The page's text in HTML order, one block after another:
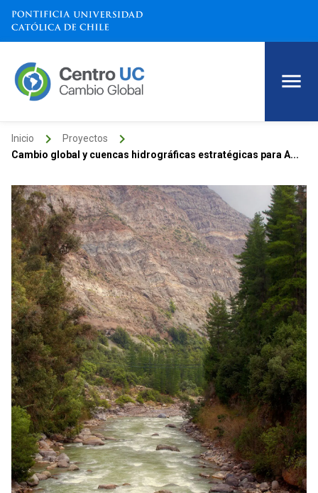
Inicio keyboard_arrow_right Proyectos keyboard_arrow_right
Cambio global y cuencas hidrográficas estratégicas para A...